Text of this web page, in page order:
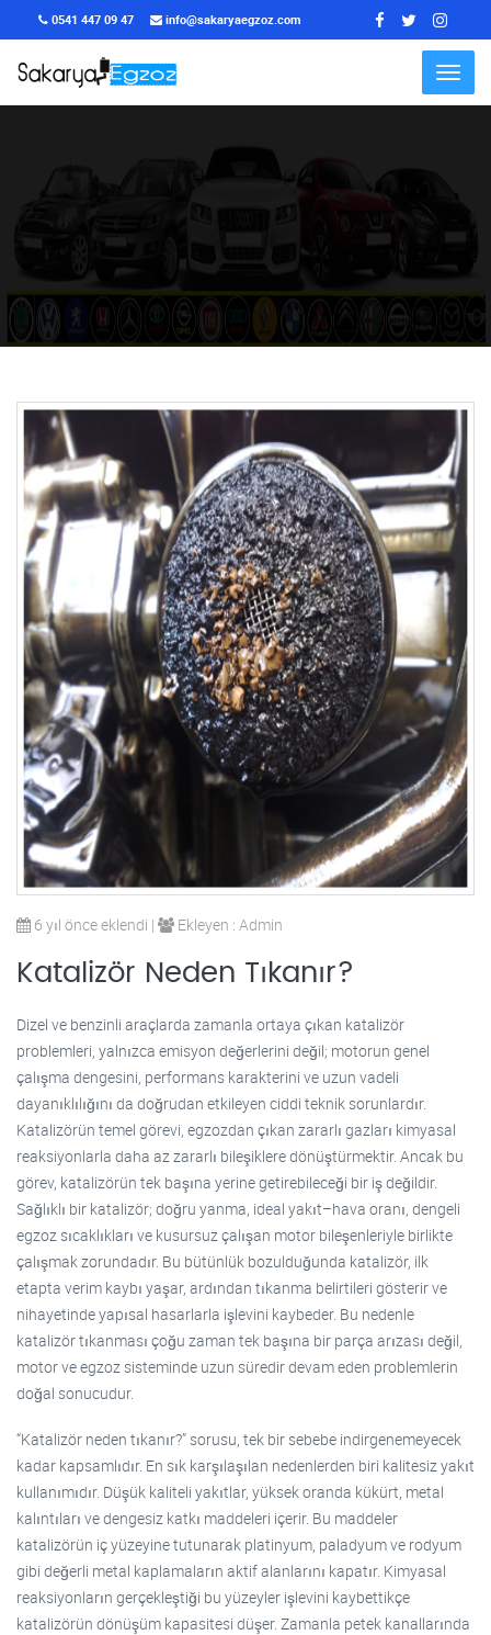
0541 447 09 47 info@sakaryaegzoz.com
Menu
6 yıl önce eklendi | Ekleyen : Admin
Katalizör Neden Tıkanır?
Dizel ve benzinli araçlarda zamanla ortaya çıkan katalizör
problemleri, yalnızca emisyon değerlerini değil; motorun genel
çalışma dengesini, performans karakterini ve uzun vadeli
dayanıklılığını da doğrudan etkileyen ciddi teknik sorunlardır.
Katalizörün temel görevi, egzozdan çıkan zararlı gazları kimyasal
reaksiyonlarla daha az zararlı bileşiklere dönüştürmektir. Ancak bu
görev, katalizörün tek başına yerine getirebileceği bir iş değildir.
Sağlıklı bir katalizör; doğru yanma, ideal yakıt–hava oranı, dengeli
egzoz sıcaklıkları ve kusursuz çalışan motor bileşenleriyle birlikte
çalışmak zorundadır. Bu bütünlük bozulduğunda katalizör, ilk
etapta verim kaybı yaşar, ardından tıkanma belirtileri gösterir ve
nihayetinde yapısal hasarlarla işlevini kaybeder. Bu nedenle
katalizör tıkanması çoğu zaman tek başına bir parça arızası değil,
motor ve egzoz sisteminde uzun süredir devam eden problemlerin
doğal sonucudur.
“Katalizör neden tıkanır?” sorusu, tek bir sebebe indirgenemeyecek
kadar kapsamlıdır. En sık karşılaşılan nedenlerden biri kalitesiz yakıt
kullanımıdır. Düşük kaliteli yakıtlar, yüksek oranda kükürt, metal
kalıntıları ve dengesiz katkı maddeleri içerir. Bu maddeler
katalizörün iç yüzeyine tutunarak platinyum, paladyum ve rodyum
gibi değerli metal kaplamaların aktif alanlarını kapatır. Kimyasal
reaksiyonların gerçekleştiği bu yüzeyler işlevini kaybettikçe
katalizörün dönüşüm kapasitesi düşer. Zamanla petek kanallarında